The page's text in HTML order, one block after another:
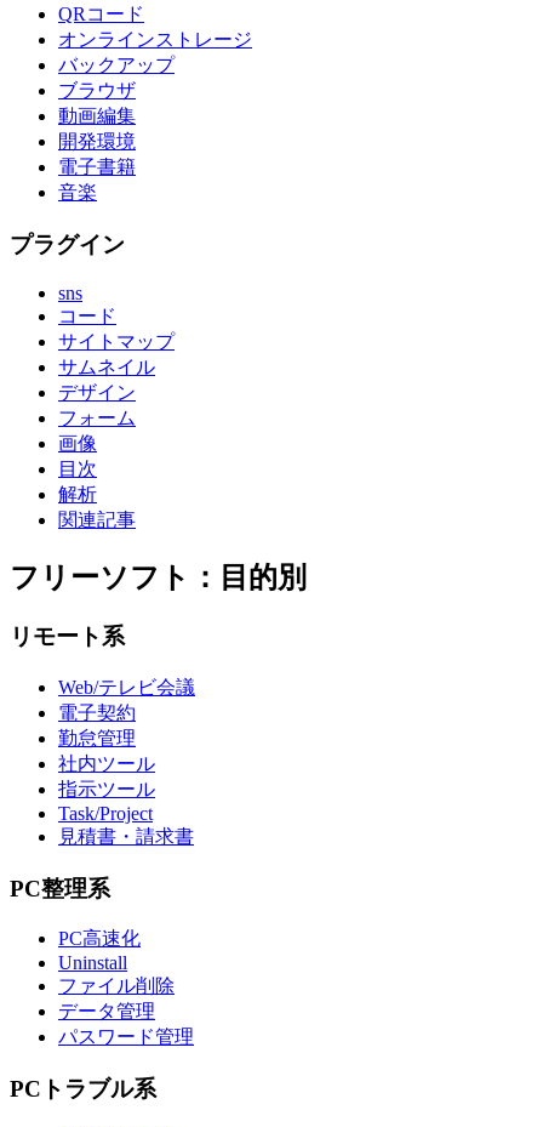
QRコード
オンラインストレージ
バックアップ
ブラウザ
動画編集
開発環境
電子書籍
音楽
プラグイン
sns
コード
サイトマップ
サムネイル
デザイン
フォーム
画像
目次
解析
関連記事
フリーソフト：目的別
リモート系
Web/テレビ会議
電子契約
勤怠管理
社内ツール
指示ツール
Task/Project
見積書・請求書
PC整理系
PC高速化
Uninstall
ファイル削除
データ管理
パスワード管理
PCトラブル系